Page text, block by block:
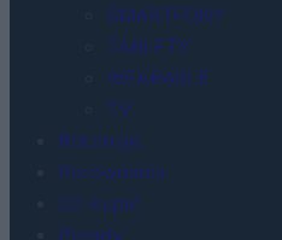
SMARTFONY
TABLETY
WEARABLE
TV
Recenzje
Porównania
Co kupić
Porady